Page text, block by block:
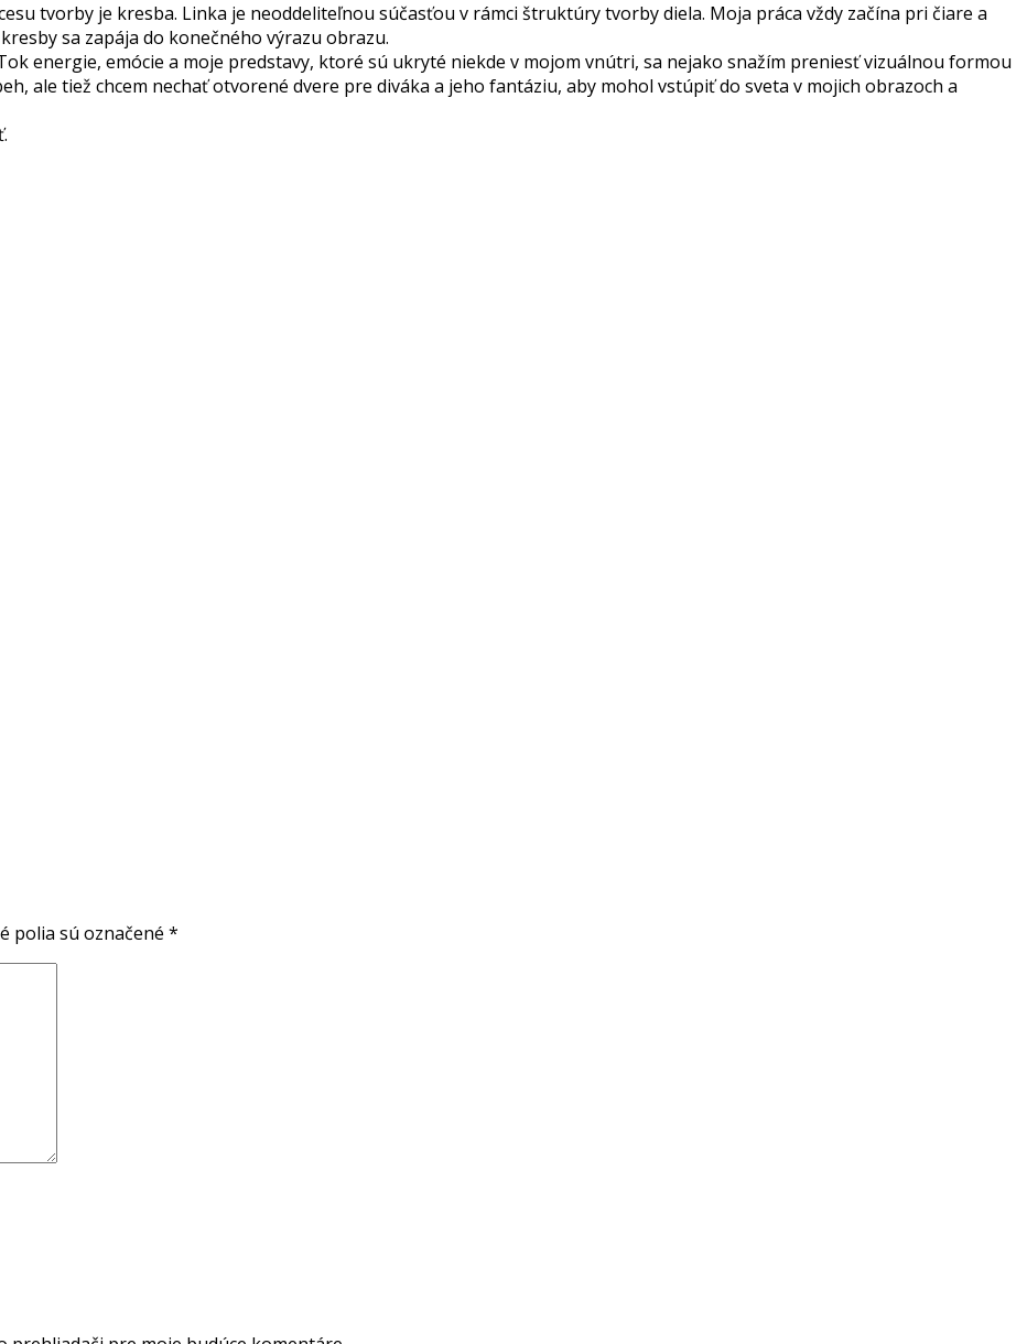
tvorby je kresba. Linka je neoddeliteľnou súčasťou v rámci štruktúry tvorby diela. Moja práca vždy začína pri čiare a
sa zapája do konečného výrazu obrazu.
energie, emócie a moje predstavy, ktoré sú ukryté niekde v mojom vnútri, sa nejako snažím preniesť vizuálnou formou
ale tiež chcem nechať otvorené dvere pre diváka a jeho fantáziu, aby mohol vstúpiť do sveta v mojich obrazoch a
polia sú označené *